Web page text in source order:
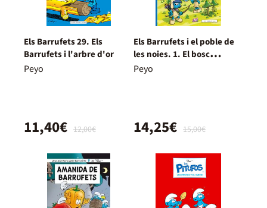
Els Barrufets 29. Els
Barrufets i l'arbre d'or
Peyo
12,00€
11,40€
Els Barrufets i el poble de
les noies. 1. El bosc
prohibit
Peyo
15,00€
14,25€